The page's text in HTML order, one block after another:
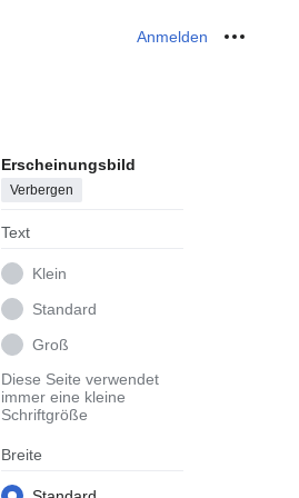
Anmelden Meine
Erscheinungsbild
Verbergen
Text
Klein
Standard
Groß
Diese Seite verwendet
immer eine kleine
Schriftgröße
Breite